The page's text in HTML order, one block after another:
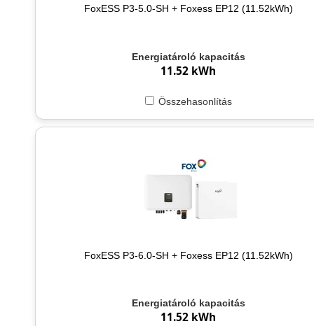
FoxESS P3-5.0-SH + Foxess EP12 (11.52kWh)
Energiatároló kapacitás
11.52 kWh
Összehasonlítás
FoxESS P3-6.0-SH + Foxess EP12 (11.52kWh)
Energiatároló kapacitás
11.52 kWh